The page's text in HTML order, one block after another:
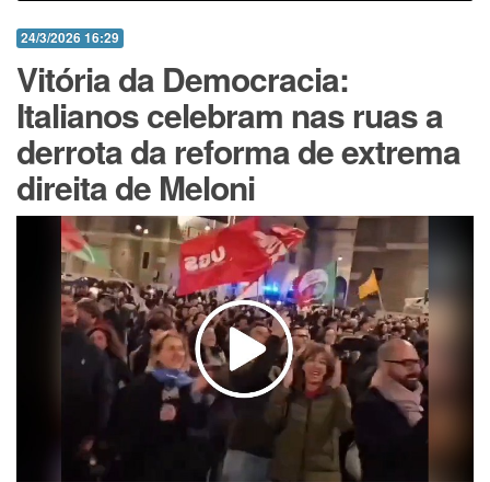
24/3/2026 16:29
Vitória da Democracia:
Italianos celebram nas ruas a
derrota da reforma de extrema
direita de Meloni